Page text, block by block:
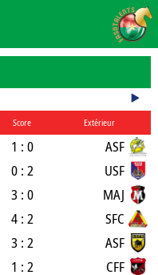
Score
Extérieur
1 : 0 ASF
0 : 2 USF
3 : 0 MAJ
4 : 2 SFC
3 : 2 ASF
1 : 2 CFF